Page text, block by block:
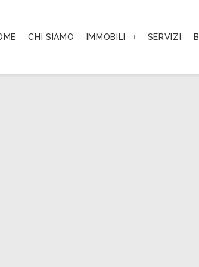
CHI SIAMO IMMOBILI SERVIZI